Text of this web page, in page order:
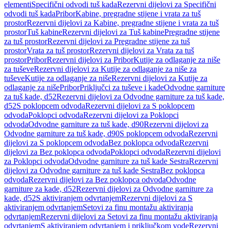
elementiSpecifični odvodi tuš kadaRezervni dijelovi za Specifični
odvodi tuš kadaPriborKabine, pregradne stijene i vrata za tuš
prostorRezervni dijelovi za Kabine, pregradne stijene i vrata za tuš
prostorTuš kabineRezervni dijelovi za Tuš kabinePregradne stijene
za tuš prostorRezervni dijelovi za Pregradne stijene za tuš
prostorVrata za tuš prostorRezervni dijelovi za Vrata za tuš
prostorPriborRezervni dijelovi za PriborKutije za odlaganje za niše
za tuševeRezervni dijelovi za Kutije za odlaganje za niše za
tuševeKutije za odlaganje za nišeRezervni dijelovi za Kutije za
odlaganje za nišePriborPriključci za tuševe i kadeOdvodne garniture
za tuš kade, d52Rezervni dijelovi za Odvodne garniture za tuš kade,
d52S poklopcem odvodaRezervni dijelovi za S poklopcem
odvodaPoklopci odvodaRezervni dijelovi za Poklopci
odvodaOdvodne garniture za tuš kade, d90Rezervni dijelovi za
Odvodne garniture za tuš kade, d90S poklopcem odvodaRezervni
dijelovi za S poklopcem odvodaBez poklopca odvodaRezervni
dijelovi za Bez poklopca odvodaPoklopci odvodaRezervni dijelovi
za Poklopci odvodaOdvodne garniture za tuš kade SestraRezervni
dijelovi za Odvodne garniture za tuš kade SestraBez poklopca
odvodaRezervni dijelovi za Bez poklopca odvodaOdvodne
garniture za kade, d52Rezervni dijelovi za Odvodne garniture za
kade, d52S aktiviranjem odvrtanjemRezervni dijelovi za S
aktiviranjem odvrtanjemSetovi za finu montažu aktiviranja
odvrtanjemRezervni dijelovi za Setovi za finu montažu aktiviranja
odvrtanjemS aktiviranjem odvrtanjem i priključkom vodeRezervni